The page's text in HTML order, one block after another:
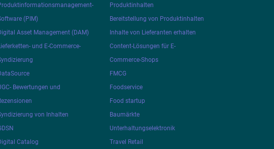
(PIM)
Asset Management (DAM)
und E-Commerce-
Bewertungen und
von Inhalten
Catalog
Produktinhalten
Bereitstellung von Produktinhalten
Inhalte von Lieferanten erhalten
Content-Lösungen für E-
Commerce-Shops
FMCG
Foodservice
Food startup
Baumärkte
Unterhaltungselektronik
Travel Retail